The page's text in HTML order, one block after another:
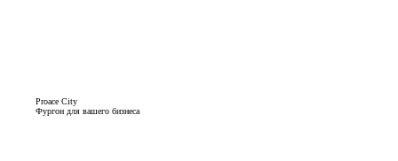
Proace City
Фургон для вашего бизнеса